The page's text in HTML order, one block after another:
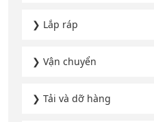
❯ Lắp ráp
❯ Vận chuyển
❯ Tải và dỡ hàng